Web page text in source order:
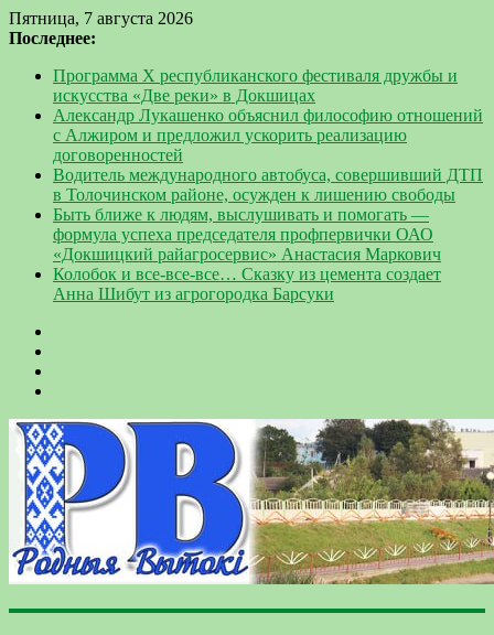
Пятница, 7 августа 2026
Последнее:
Программа Х республиканского фестиваля дружбы и
искусства «Две реки» в Докшицах
Александр Лукашенко объяснил философию отношений
с Алжиром и предложил ускорить реализацию
договоренностей
Водитель международного автобуса, совершивший ДТП
в Толочинском районе, осужден к лишению свободы
Быть ближе к людям, выслушивать и помогать —
формула успеха председателя профпервички ОАО
«Докшицкий райагросервис» Анастасия Маркович
Колобок и все-все-все… Сказку из цемента создает
Анна Шибут из агрогородка Барсуки